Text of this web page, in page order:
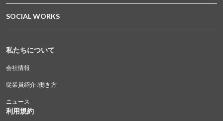
SOCIAL WORKS
私たちについて
会社情報
従業員紹介 /働き方
ニュース
利用規約